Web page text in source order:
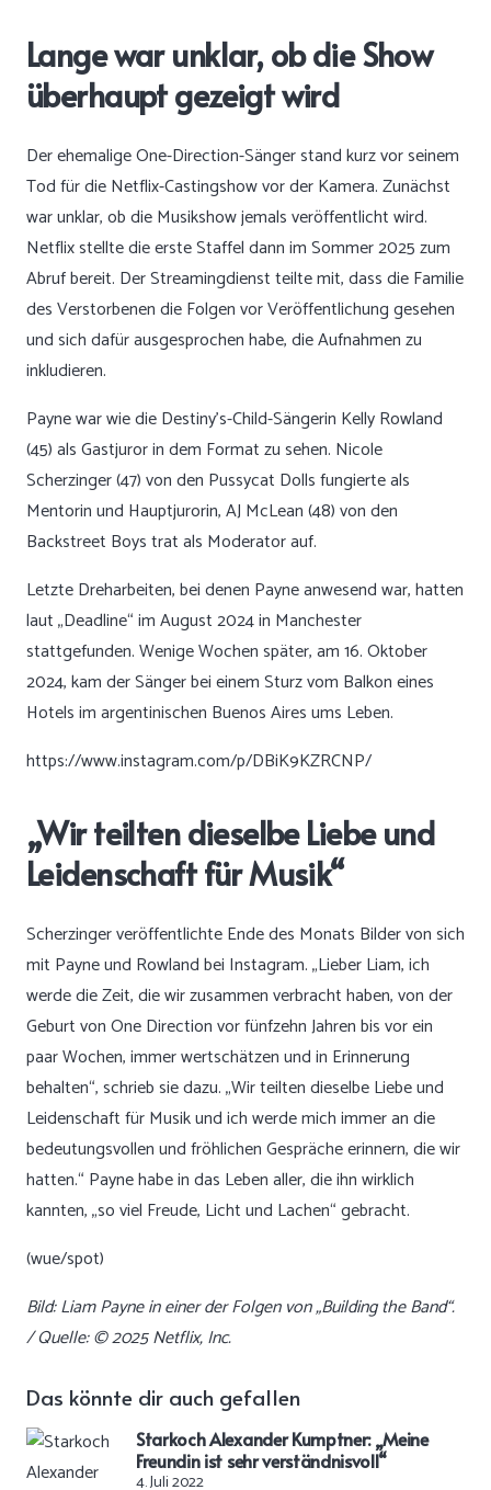
Lange war unklar, ob die Show
überhaupt gezeigt wird
Der ehemalige One-Direction-Sänger stand kurz vor seinem
Tod für die Netflix-Castingshow vor der Kamera. Zunächst
war unklar, ob die Musikshow jemals veröffentlicht wird.
Netflix stellte die erste Staffel dann im Sommer 2025 zum
Abruf bereit. Der Streamingdienst teilte mit, dass die Familie
des Verstorbenen die Folgen vor Veröffentlichung gesehen
und sich dafür ausgesprochen habe, die Aufnahmen zu
inkludieren.
Payne war wie die Destiny’s-Child-Sängerin Kelly Rowland
(45) als Gastjuror in dem Format zu sehen. Nicole
Scherzinger (47) von den Pussycat Dolls fungierte als
Mentorin und Hauptjurorin, AJ McLean (48) von den
Backstreet Boys trat als Moderator auf.
Letzte Dreharbeiten, bei denen Payne anwesend war, hatten
laut „Deadline“ im August 2024 in Manchester
stattgefunden. Wenige Wochen später, am 16. Oktober
2024, kam der Sänger bei einem Sturz vom Balkon eines
Hotels im argentinischen Buenos Aires ums Leben.
https://www.instagram.com/p/DBiK9KZRCNP/
„Wir teilten dieselbe Liebe und
Leidenschaft für Musik“
Scherzinger veröffentlichte Ende des Monats Bilder von sich
mit Payne und Rowland bei Instagram. „Lieber Liam, ich
werde die Zeit, die wir zusammen verbracht haben, von der
Geburt von One Direction vor fünfzehn Jahren bis vor ein
paar Wochen, immer wertschätzen und in Erinnerung
behalten“, schrieb sie dazu. „Wir teilten dieselbe Liebe und
Leidenschaft für Musik und ich werde mich immer an die
bedeutungsvollen und fröhlichen Gespräche erinnern, die wir
hatten.“ Payne habe in das Leben aller, die ihn wirklich
kannten, „so viel Freude, Licht und Lachen“ gebracht.
(wue/spot)
Bild: Liam Payne in einer der Folgen von „Building the Band“.
/ Quelle: © 2025 Netflix, Inc.
Das könnte dir auch gefallen
Starkoch Alexander Kumptner: „Meine
Freundin ist sehr verständnisvoll“
4. Juli 2022